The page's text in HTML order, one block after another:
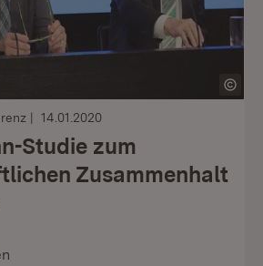
14.01.2020
Studie zum
Zusammenhalt